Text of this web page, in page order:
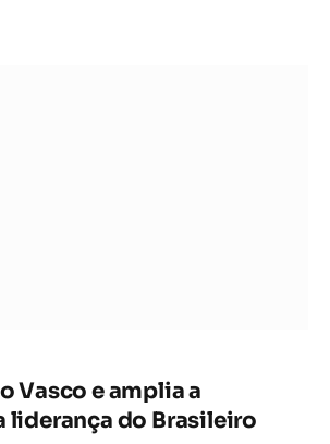
Vasco e amplia a
liderança do Brasileiro